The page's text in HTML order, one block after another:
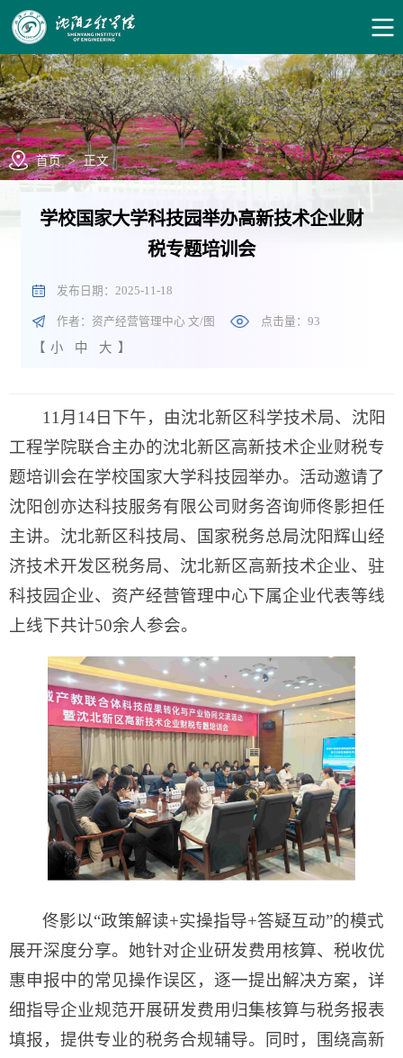
首页 > 正文
学校国家大学科技园举办高新技术企业财
税专题培训会
发布日期：2025-11-18
作者：资产经营管理中心 文/图 点击量： 93
【 小 中 大 】
11月14日下午，由沈北新区科学技术局、沈阳
工程学院联合主办的沈北新区高新技术企业财税专
题培训会在学校国家大学科技园举办。活动邀请了
沈阳创亦达科技服务有限公司财务咨询师佟影担任
主讲。沈北新区科技局、国家税务总局沈阳辉山经
济技术开发区税务局、沈北新区高新技术企业、驻
科技园企业、资产经营管理中心下属企业代表等线
上线下共计50余人参会。
佟影以“政策解读+实操指导+答疑互动”的模式
展开深度分享。她针对企业研发费用核算、税收优
惠申报中的常见操作误区，逐一提出解决方案，详
细指导企业规范开展研发费用归集核算与税务报表
填报，提供专业的税务合规辅导。同时，围绕高新